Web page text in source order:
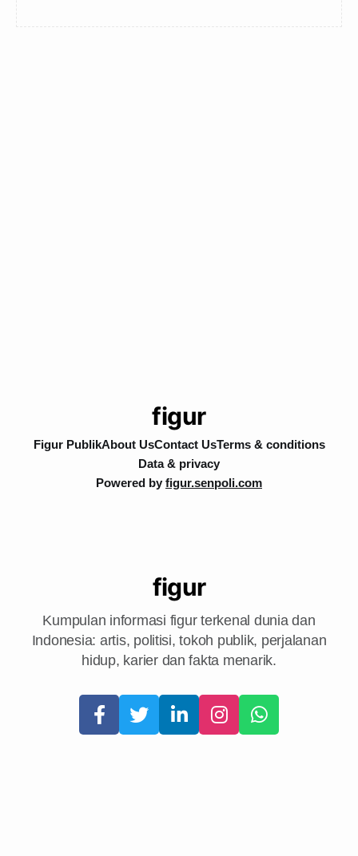
figur
Figur PublikAbout UsContact UsTerms & conditions
Data & privacy
Powered by figur.senpoli.com
figur
Kumpulan informasi figur terkenal dunia dan
Indonesia: artis, politisi, tokoh publik, perjalanan
hidup, karier dan fakta menarik.